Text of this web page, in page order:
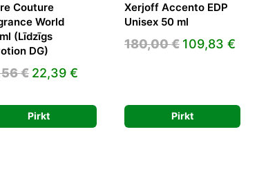
Couture
World
(Līdzīgs
DG)
€ Original
was:
38,56 €.
22,39 €Current
is:
22,39 €.
Pirkt
Xerjoff Accento EDP
Unisex 50 ml
180,00€ Original
109,83 €
Pirkt